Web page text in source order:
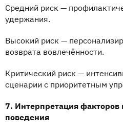
Средний риск —
удержания.
Высокий риск —
возврата вовлечённости.
Критический риск —
сценарии с приоритетным
7. Интерпретация
поведения